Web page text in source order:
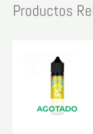
Productos
AGOTADO